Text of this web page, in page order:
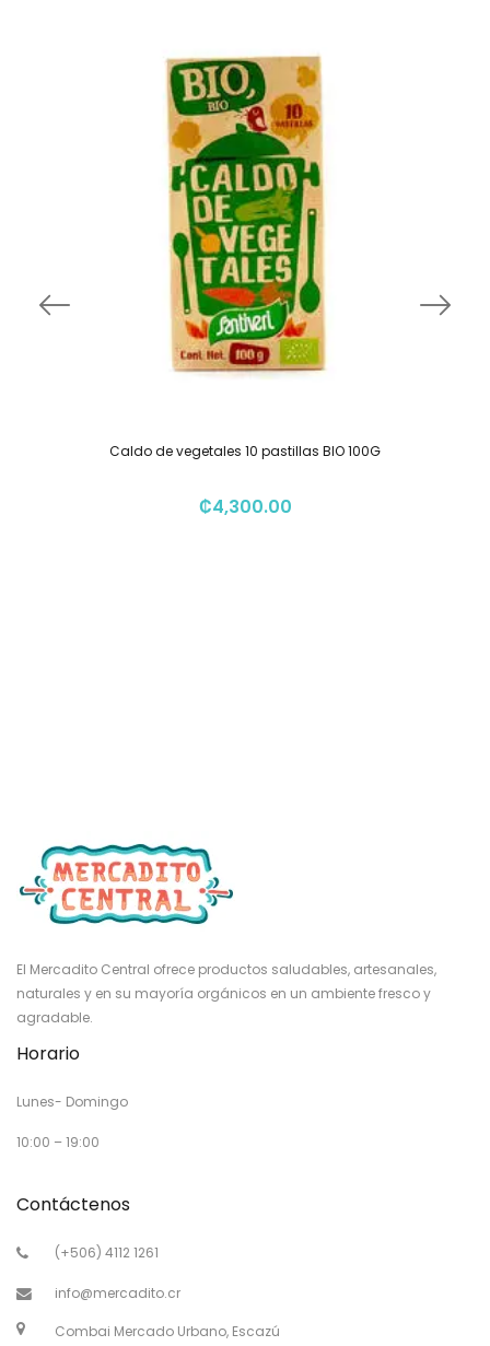
Caldo de vegetales 10 pastillas BIO 100G
₡4,300.00
El Mercadito Central ofrece productos saludables, artesanales,
naturales y en su mayoría orgánicos en un ambiente fresco y
agradable.
Horario
Lunes- Domingo
10:00 – 19:00
Contáctenos
(+506) 4112 1261
info@mercadito.cr
Combai Mercado Urbano, Escazú